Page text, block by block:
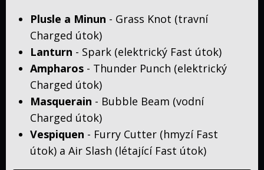
nás
Plusle a Minun - Grass Knot (travní
Charged útok)
Lanturn - Spark (elektrický Fast útok)
Ampharos - Thunder Punch (elektrický
Charged útok)
Masquerain - Bubble Beam (vodní
Charged útok)
Vespiquen - Furry Cutter (hmyzí Fast
útok) a Air Slash (létající Fast útok)